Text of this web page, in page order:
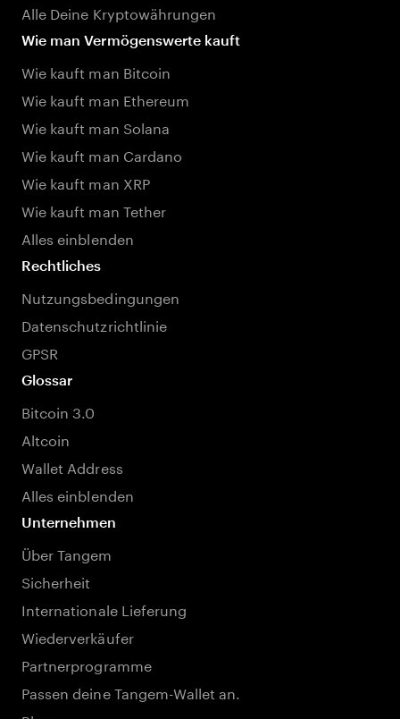
Alle Deine Kryptowährungen
Wie man Vermögenswerte kauft
Wie kauft man Bitcoin
Wie kauft man Ethereum
Wie kauft man Solana
Wie kauft man Cardano
Wie kauft man XRP
Wie kauft man Tether
Alles einblenden
Rechtliches
Nutzungsbedingungen
Datenschutzrichtlinie
GPSR
Glossar
Bitcoin 3.0
Altcoin
Wallet Address
Alles einblenden
Unternehmen
Über Tangem
Sicherheit
Internationale Lieferung
Wiederverkäufer
Partnerprogramme
Passen deine Tangem-Wallet an.